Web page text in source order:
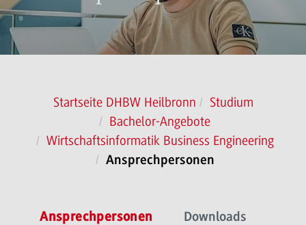
Startseite DHBW Heilbronn
Studium
Bachelor-Angebote
Wirtschaftsinformatik Business Engineering
Ansprechpersonen
Ansprechpersonen Downloads